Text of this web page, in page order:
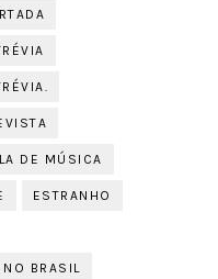
DE MÚSICA
ESTRANHO
NO BRASIL